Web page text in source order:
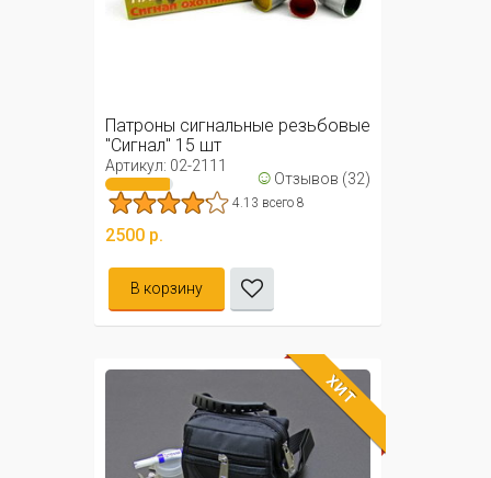
Патроны сигнальные резьбовые
"Сигнал" 15 шт
Артикул: 02-2111 ☺ Отзывов (32)
4.13 всего 8
2500 р.
В корзину
ХИТ